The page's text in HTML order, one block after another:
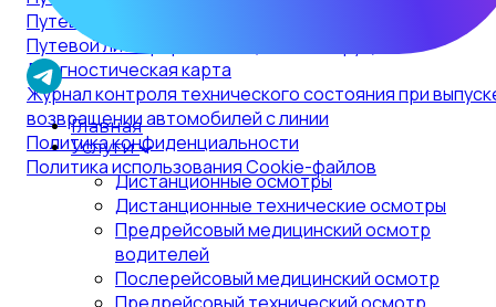
Главная
Услуги
Дистанционные осмотры
Дистанционные технические осмотры
Предрейсовый медицинский осмотр
водителей
Послерейсовый медицинский осмотр
Путевой лист трактор
Путевой лист форма №4с (опасный груз)
Диагностическая карта
Журнал контроля технического состояния при
возвращении автомобилей с линии
Политика конфиденциальности
Политика использования Cookie-файлов